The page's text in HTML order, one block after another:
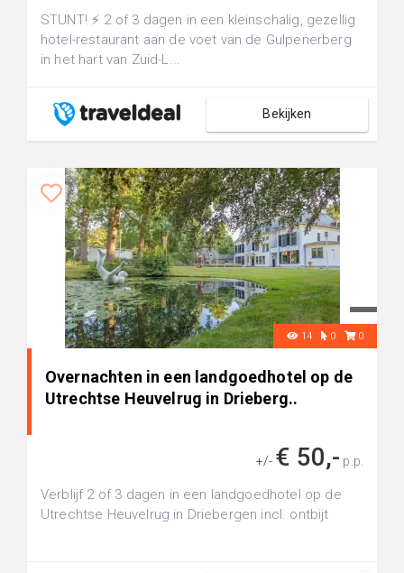
STUNT! ⚡ 2 of 3 dagen in een kleinschalig, gezellig
hotel-restaurant aan de voet van de Gulpenerberg
in het hart van Zuid-L...
Bekijken
14 0 0
Overnachten in een landgoedhotel op de
Utrechtse Heuvelrug in Drieberg..
+/- € 50,- p.p.
Verblijf 2 of 3 dagen in een landgoedhotel op de
Utrechtse Heuvelrug in Driebergen incl. ontbijt